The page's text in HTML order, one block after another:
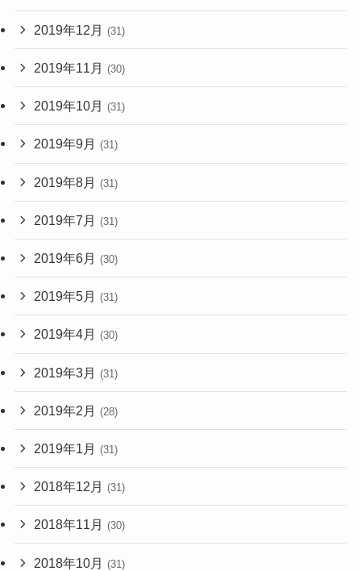
2019年12月 (31)
2019年11月 (30)
2019年10月 (31)
2019年9月 (31)
2019年8月 (31)
2019年7月 (31)
2019年6月 (30)
2019年5月 (31)
2019年4月 (30)
2019年3月 (31)
2019年2月 (28)
2019年1月 (31)
2018年12月 (31)
2018年11月 (30)
2018年10月 (31)